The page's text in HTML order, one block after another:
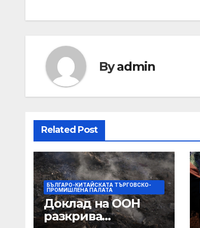
Byadmin
Related Post
БЪЛГАРО-КИТАЙСКАТА ТЪРГОВСКО-
ПРОМИШЛЕНА ПАЛАТА
Доклад на ООН
разкрива